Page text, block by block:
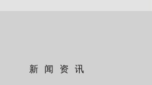
新闻资讯